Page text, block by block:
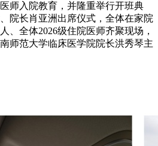
师入院教育，并隆重举行开班典
院长肖亚洲出席仪式，全体在家院
、全体2026级住院医师齐聚现场，
师范大学临床医学院院长洪秀琴主